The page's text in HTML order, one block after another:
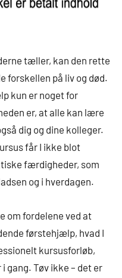
tæller, kan den rette
forskellen på liv og død.
kun er noget for
er, at alle kan lære
dig og dine kolleger.
får I ikke blot
færdigheder, som
og i hverdagen.
om fordelene ved at
førstehjælp, hvad I
kursusforløb,
gang. Tøv ikke – det er